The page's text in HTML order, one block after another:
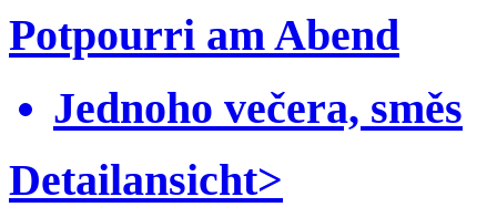
Potpourri am Abend
Jednoho večera, směs
Detailansicht>